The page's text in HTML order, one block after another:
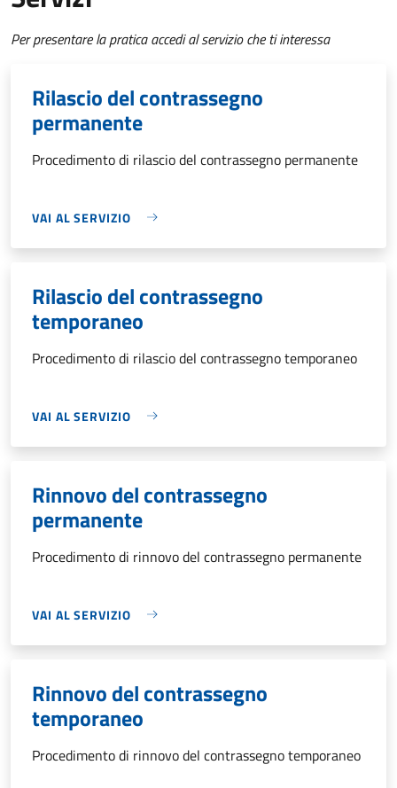
Per presentare la pratica accedi al servizio che ti interessa
Rilascio del contrassegno
permanente
Procedimento di rilascio del contrassegno permanente
VAI AL SERVIZIO
Rilascio del contrassegno
temporaneo
Procedimento di rilascio del contrassegno temporaneo
VAI AL SERVIZIO
Rinnovo del contrassegno
permanente
Procedimento di rinnovo del contrassegno permanente
VAI AL SERVIZIO
Rinnovo del contrassegno
temporaneo
Procedimento di rinnovo del contrassegno temporaneo